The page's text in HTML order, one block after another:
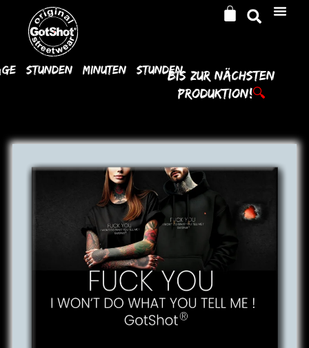
Stunden Minuten StundenBis ZurNächsten
Produktion!🔍